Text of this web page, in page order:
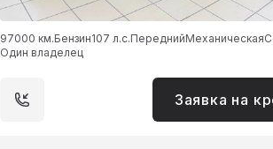
97000 км.Бензин107 л.с.ПереднийМеханическая
Один владелец
Заявка на